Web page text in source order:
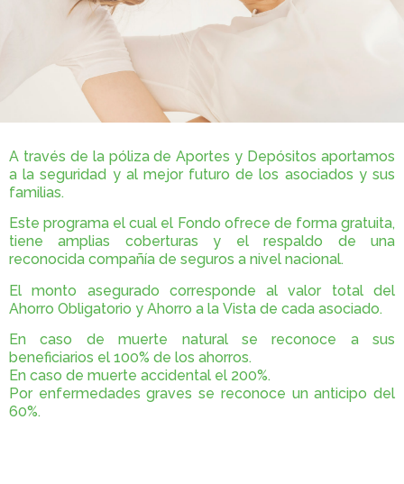
A través de la póliza de Aportes y Depósitos aportamos
a la seguridad y al mejor futuro de los asociados y sus
familias.
Este programa el cual el Fondo ofrece de forma gratuita,
tiene amplias coberturas y el respaldo de una
reconocida compañía de seguros a nivel nacional.
El monto asegurado corresponde al valor total del
Ahorro Obligatorio y Ahorro a la Vista de cada asociado.
En caso de muerte natural se reconoce a sus
beneficiarios el 100% de los ahorros.
En caso de muerte accidental el 200%.
Por enfermedades graves se reconoce un anticipo del
60%.